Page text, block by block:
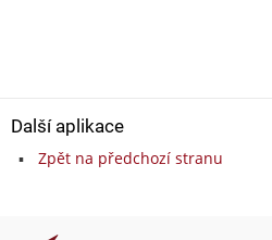
Další aplikace
Zpět na předchozí stranu